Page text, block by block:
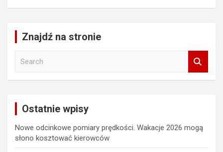
Znajdź na stronie
Ostatnie wpisy
Nowe odcinkowe pomiary prędkości. Wakacje 2026 mogą
słono kosztować kierowców